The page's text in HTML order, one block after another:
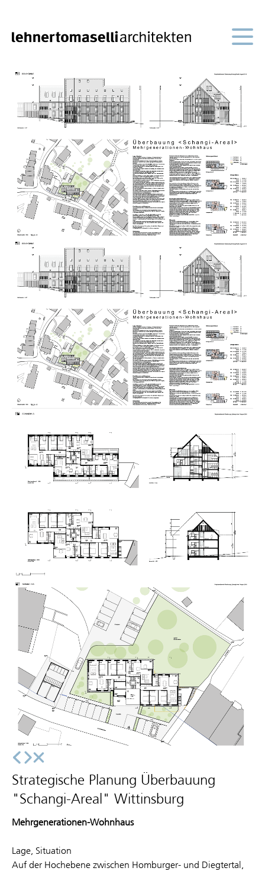
Strategische Planung Überbauung
"Schangi-Areal" Wittinsburg
Mehrgenerationen-Wohnhaus
Lage, Situation
Auf der Hochebene zwischen Homburger- und Diegtertal,